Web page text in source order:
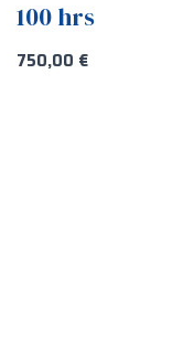
100 hrs
750,00 €